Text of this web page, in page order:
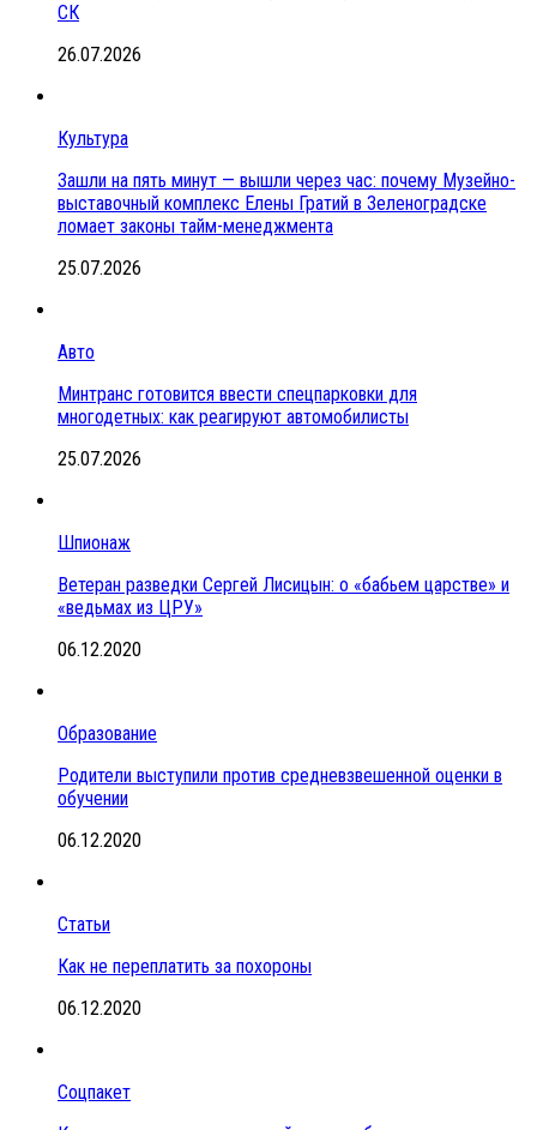
СК
26.07.2026
Культура
Зашли на пять минут — вышли через час: почему Музейно-
выставочный комплекс Елены Гратий в Зеленоградске
ломает законы тайм-менеджмента
25.07.2026
Авто
Минтранс готовится ввести спецпарковки для
многодетных: как реагируют автомобилисты
25.07.2026
Шпионаж
Ветеран разведки Сергей Лисицын: о «бабьем царстве» и
«ведьмах из ЦРУ»
06.12.2020
Образование
Родители выступили против средневзвешенной оценки в
обучении
06.12.2020
Статьи
Как не переплатить за похороны
06.12.2020
Соцпакет